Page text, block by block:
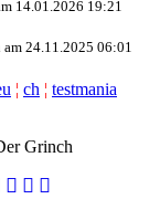
14.01.2026 19:21
24.11.2025 06:01
¦ ch ¦ testmania
Grinch